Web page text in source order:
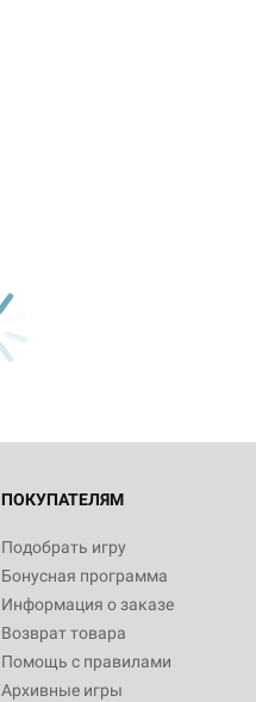
ПОКУПАТЕЛЯМ
Подобрать игру
Бонусная программа
Информация о заказе
Возврат товара
Помощь с правилами
Архивные игры